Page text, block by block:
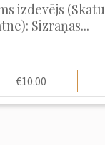
izdevējs (Skatu
Sizraņas...
€10.00